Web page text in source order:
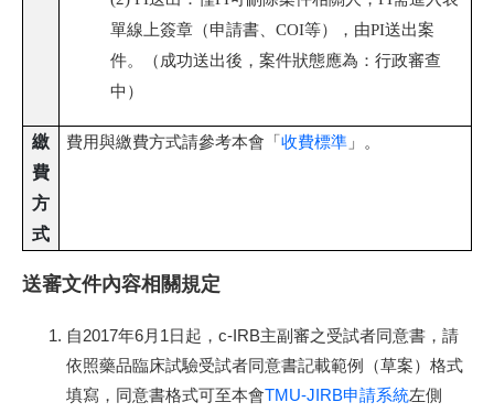
單線上簽章（申請書、COI等），由PI送出案
件。（成功送出後，案件狀態應為：行政審查
中）
繳
費
方
式
費用與繳費方式請參考本會「 收費標準 」。
送審文件內容相關規定
自2017年6月1日起，c-IRB主副審之受試者同意書，請
依照藥品臨床試驗受試者同意書記載範例（草案）格式
填寫，同意書格式可至本會TMU-JIRB申請系統左側